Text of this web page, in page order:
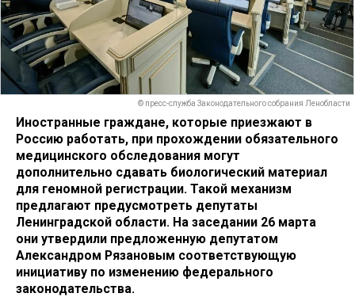
© пресс-служба Законодательного собрания Ленобласти
Иностранные граждане, которые приезжают в
Россию работать, при прохождении обязательного
медицинского обследования могут
дополнительно сдавать биологический материал
для геномной регистрации. Такой механизм
предлагают предусмотреть депутаты
Ленинградской области. На заседании 26 марта
они утвердили предложенную депутатом
Александром Рязановым соответствующую
инициативу по изменению федерального
законодательства.